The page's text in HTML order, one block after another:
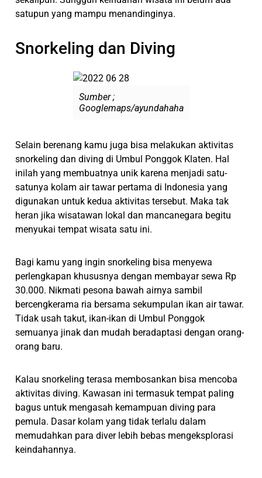
satupun yang mampu menandinginya.
Snorkeling dan Diving
Sumber ;
Googlemaps/ayundahaha
Selain berenang kamu juga bisa melakukan aktivitas
snorkeling dan diving di Umbul Ponggok Klaten. Hal
inilah yang membuatnya unik karena menjadi satu-
satunya kolam air tawar pertama di Indonesia yang
digunakan untuk kedua aktivitas tersebut. Maka tak
heran jika wisatawan lokal dan mancanegara begitu
menyukai tempat wisata satu ini.
Bagi kamu yang ingin snorkeling bisa menyewa
perlengkapan khususnya dengan membayar sewa Rp
30.000. Nikmati pesona bawah airnya sambil
bercengkerama ria bersama sekumpulan ikan air tawar.
Tidak usah takut, ikan-ikan di Umbul Ponggok
semuanya jinak dan mudah beradaptasi dengan orang-
orang baru.
Kalau snorkeling terasa membosankan bisa mencoba
aktivitas diving. Kawasan ini termasuk tempat paling
bagus untuk mengasah kemampuan diving para
pemula. Dasar kolam yang tidak terlalu dalam
memudahkan para diver lebih bebas mengeksplorasi
keindahannya.